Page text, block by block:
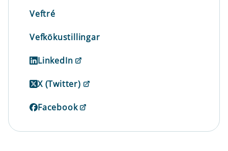
Veftré
Vefkökustillingar
LinkedIn
X (Twitter)
Facebook